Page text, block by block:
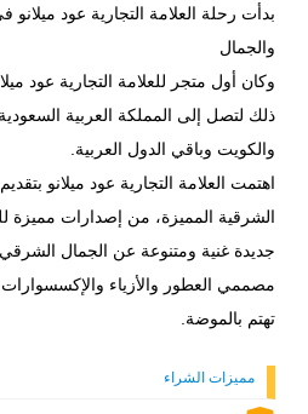
بدأت رحلة العلامة التجارية عود
والجمال
وكان أول متجر للعلامة التجارية عود
ذلك لتصل إلى المملكة العربية السعودية
والكويت وباقي الدول العربية.
اهتمت العلامة التجارية عود ميلانو
الشرقية المميزة، من إصدارات مميزة
جديدة غنية ومتنوعة عن الجمال
مصممي العطور والأزياء
تهتم بالموضة.
مميزات الشراء